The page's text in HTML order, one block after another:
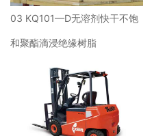
03 KQ101—D无溶剂快干不饱
和聚酯滴浸绝缘树脂